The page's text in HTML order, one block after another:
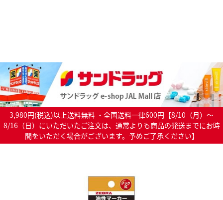
3,980円(税込)以上送料無料 ・全国送料一律600円【8/10（月）～
8/16（日）にいただいたご注文は、通常よりも商品の発送までにお時
間をいただく場合がございます。予めご了承ください】